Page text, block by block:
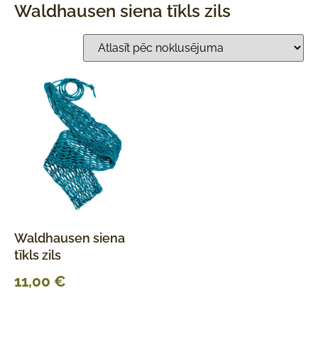
Waldhausen siena tīkls zils
Waldhausen siena
tīkls zils
11,00 €